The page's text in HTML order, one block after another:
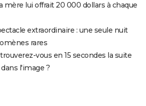
mère lui offrait 20 000 dollars à chaque
extraordinaire : une seule nuit
rares
vous en 15 secondes la suite
l'image ?